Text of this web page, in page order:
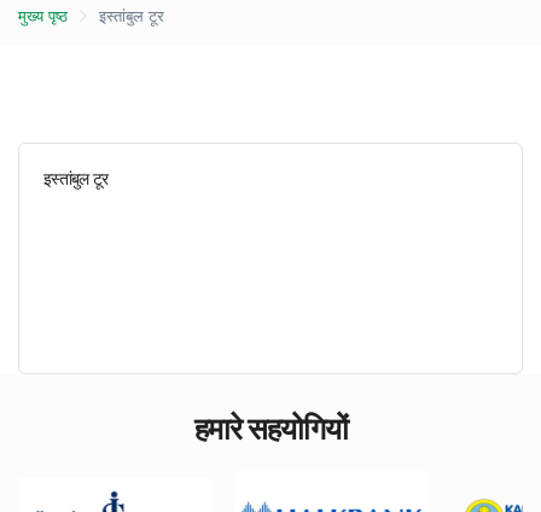
मुख्य पृष्ठ इस्तांबुल टूर
इस्तांबुल टूर
हमारे सहयोगियों